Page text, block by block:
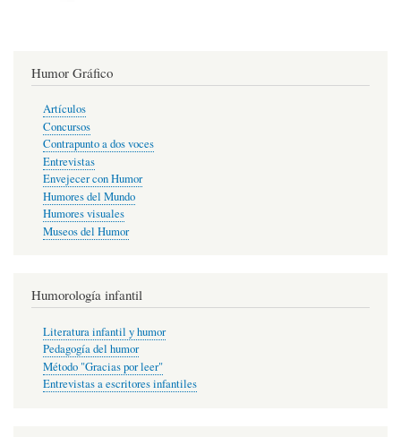
Humor Gráfico
Artículos
Concursos
Contrapunto a dos voces
Entrevistas
Envejecer con Humor
Humores del Mundo
Humores visuales
Museos del Humor
Humorología infantil
Literatura infantil y humor
Pedagogía del humor
Método "Gracias por leer"
Entrevistas a escritores infantiles